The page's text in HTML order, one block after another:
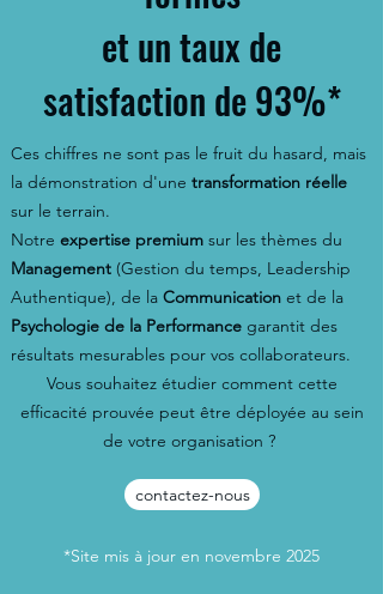
et un taux de
satisfaction de 93%*
Ces chiffres ne sont pas le fruit du hasard, mais
la démonstration d'une transformation réelle
sur le terrain.
Notre expertise premium sur les thèmes du
Management (Gestion du temps, Leadership
Authentique), de la Communication et de la
Psychologie de la Performance garantit des
résultats mesurables pour vos collaborateurs.
Vous souhaitez étudier comment cette
efficacité prouvée peut être déployée au sein
de votre organisation ?
contactez-nous
*Site mis à jour en novembre 2025